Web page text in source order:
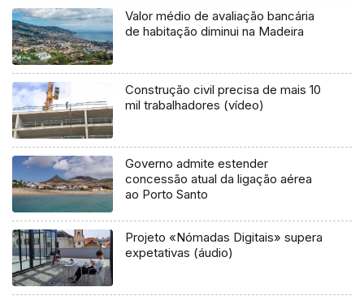
Valor médio de avaliação bancária
de habitação diminui na Madeira
Construção civil precisa de mais 10
mil trabalhadores (vídeo)
Governo admite estender
concessão atual da ligação aérea
ao Porto Santo
Projeto «Nómadas Digitais» supera
expetativas (áudio)